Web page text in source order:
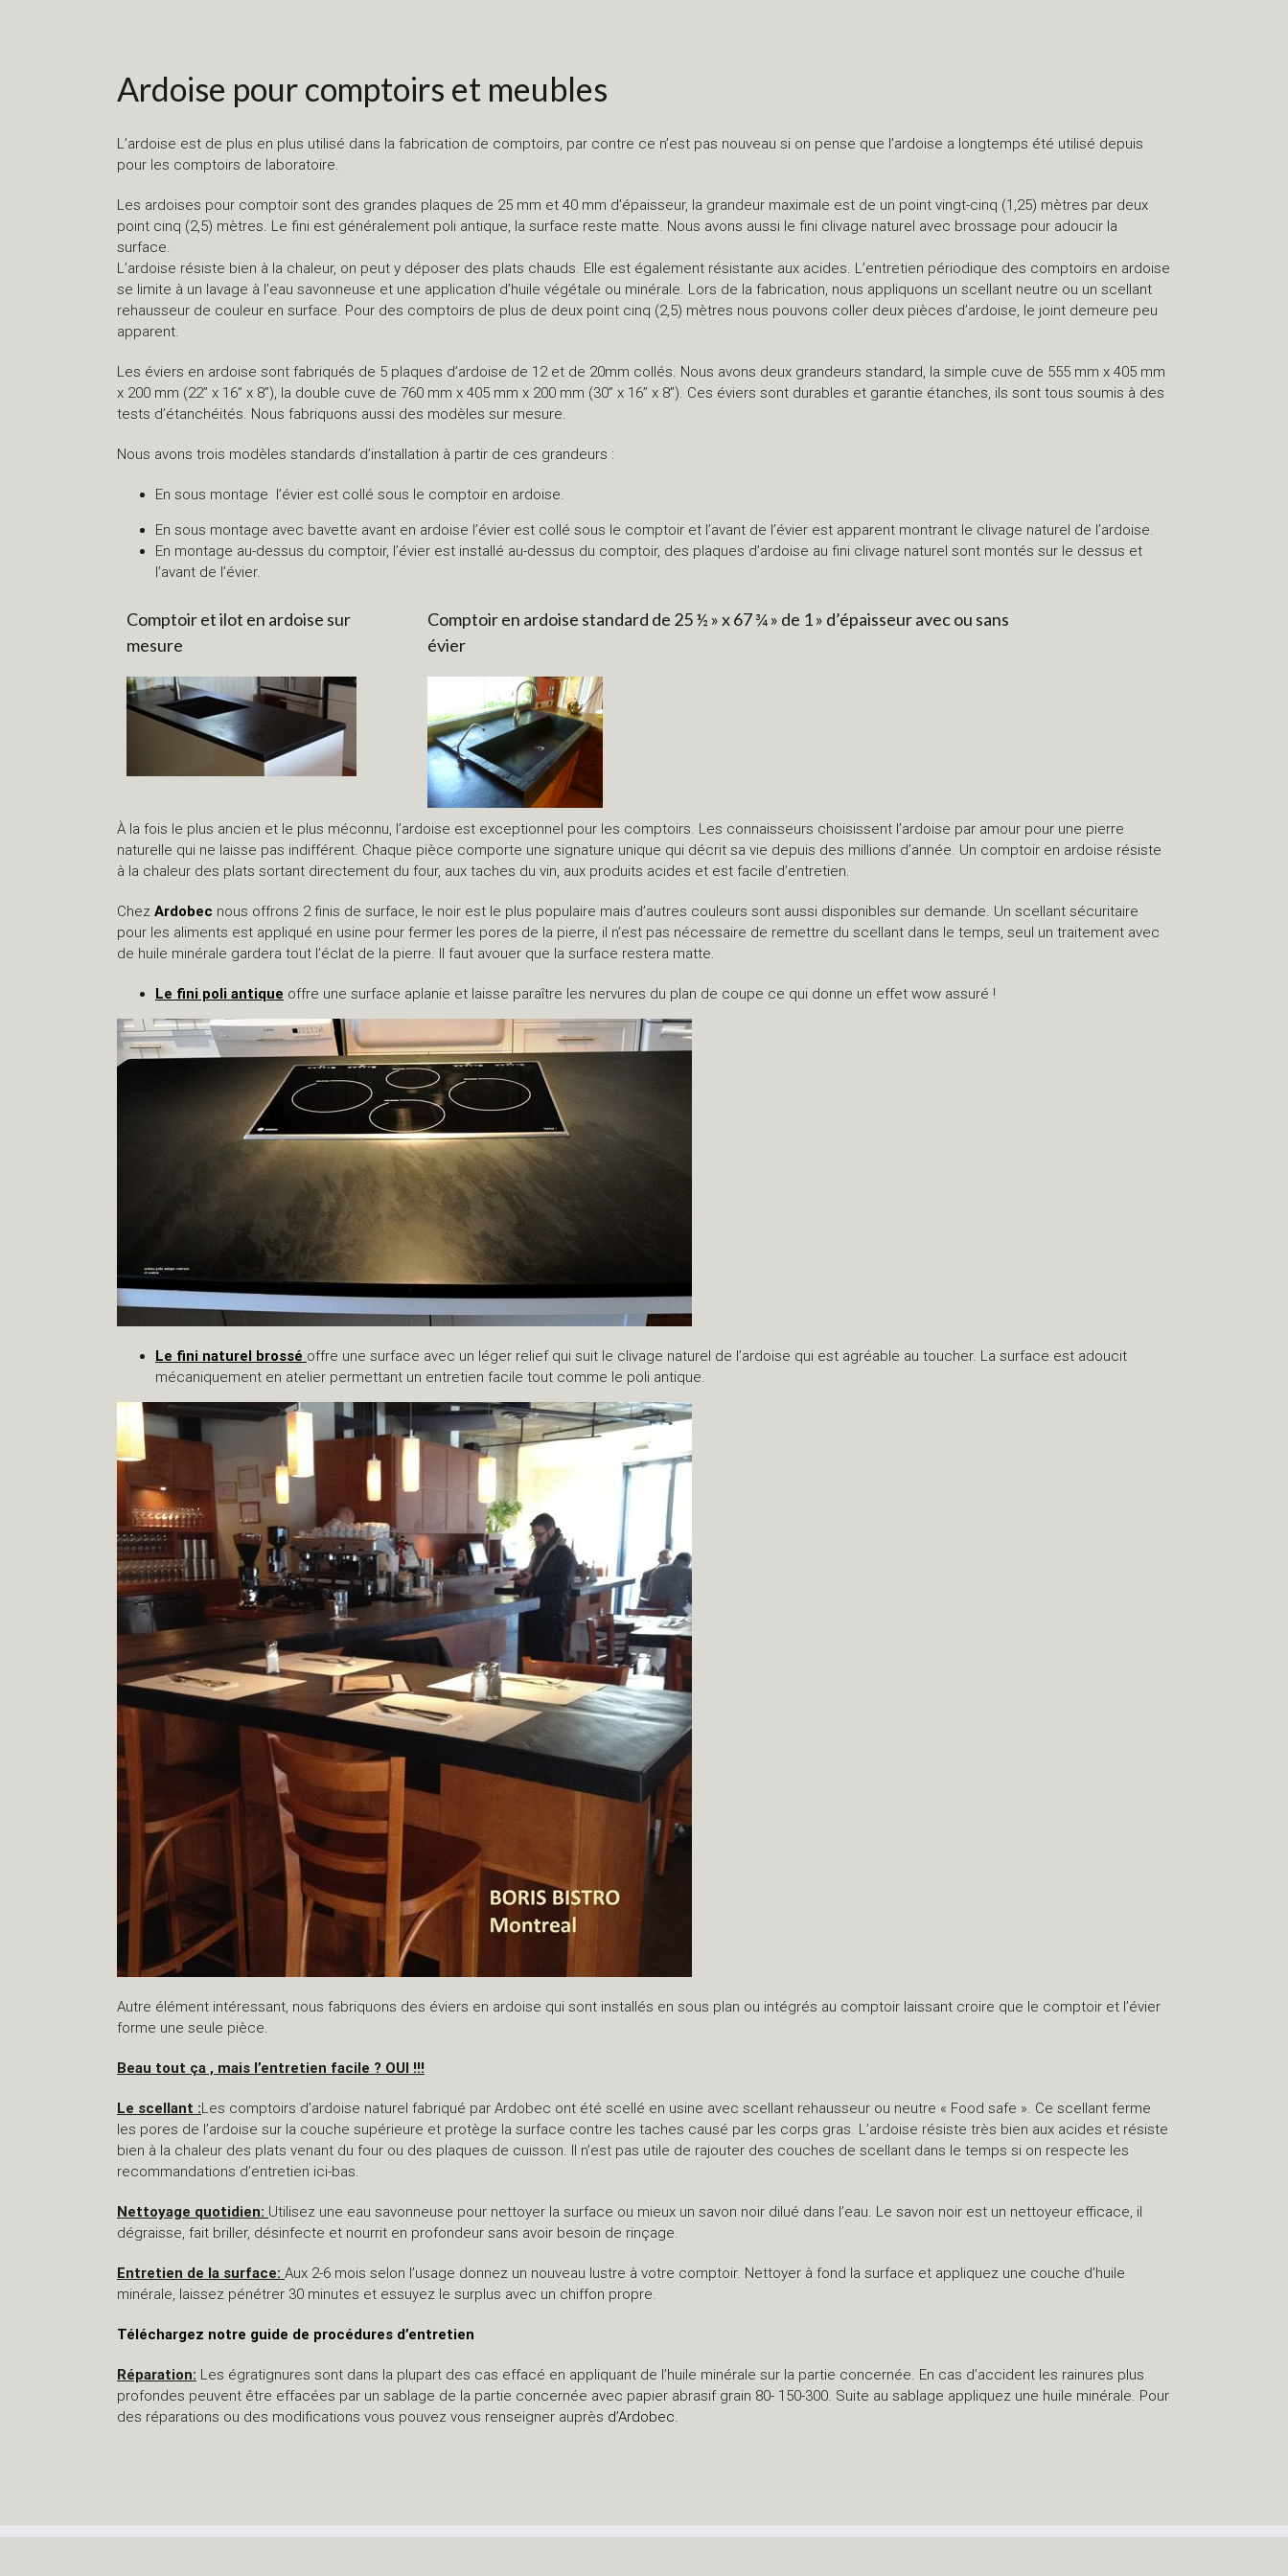
Ardoise pour comptoirs et meubles
L’ardoise est de plus en plus utilisé dans la fabrication de comptoirs, par contre ce n’est pas nouveau si on pense que l’ardoise a longtemps été utilisé depuis
pour les comptoirs de laboratoire.
Les ardoises pour comptoir sont des grandes plaques de 25 mm et 40 mm d’épaisseur, la grandeur maximale est de un point vingt-cinq (1,25) mètres par deux
point cinq (2,5) mètres. Le fini est généralement poli antique, la surface reste matte. Nous avons aussi le fini clivage naturel avec brossage pour adoucir la
surface.
L’ardoise résiste bien à la chaleur, on peut y déposer des plats chauds. Elle est également résistante aux acides. L’entretien périodique des comptoirs en ardoise
se limite à un lavage à l’eau savonneuse et une application d’huile végétale ou minérale. Lors de la fabrication, nous appliquons un scellant neutre ou un scellant
rehausseur de couleur en surface. Pour des comptoirs de plus de deux point cinq (2,5) mètres nous pouvons coller deux pièces d’ardoise, le joint demeure peu
apparent.
Les éviers en ardoise sont fabriqués de 5 plaques d’ardoise de 12 et de 20mm collés. Nous avons deux grandeurs standard, la simple cuve de 555 mm x 405 mm
x 200 mm (22’’ x 16’’ x 8’’), la double cuve de 760 mm x 405 mm x 200 mm (30’’ x 16’’ x 8’’). Ces éviers sont durables et garantie étanches, ils sont tous soumis à des
tests d’étanchéités. Nous fabriquons aussi des modèles sur mesure.
Nous avons trois modèles standards d’installation à partir de ces grandeurs :
En sous montage l’évier est collé sous le comptoir en ardoise.
En sous montage avec bavette avant en ardoise l’évier est collé sous le comptoir et l’avant de l’évier est apparent montrant le clivage naturel de l’ardoise.
En montage au-dessus du comptoir, l’évier est installé au-dessus du comptoir, des plaques d’ardoise au fini clivage naturel sont montés sur le dessus et
l’avant de l’évier.
Comptoir et ilot en ardoise sur
mesure
Comptoir en ardoise standard de 25 ½ » x 67 ¾ » de 1 » d’épaisseur avec ou sans
évier
À la fois le plus ancien et le plus méconnu, l’ardoise est exceptionnel pour les comptoirs. Les connaisseurs choisissent l’ardoise par amour pour une pierre
naturelle qui ne laisse pas indifférent. Chaque pièce comporte une signature unique qui décrit sa vie depuis des millions d’année. Un comptoir en ardoise résiste
à la chaleur des plats sortant directement du four, aux taches du vin, aux produits acides et est facile d’entretien.
Chez Ardobec nous offrons 2 finis de surface, le noir est le plus populaire mais d’autres couleurs sont aussi disponibles sur demande. Un scellant sécuritaire
pour les aliments est appliqué en usine pour fermer les pores de la pierre, il n’est pas nécessaire de remettre du scellant dans le temps, seul un traitement avec
de huile minérale gardera tout l’éclat de la pierre. Il faut avouer que la surface restera matte.
Le fini poli antique offre une surface aplanie et laisse paraître les nervures du plan de coupe ce qui donne un effet wow assuré !
Le fini naturel brossé offre une surface avec un léger relief qui suit le clivage naturel de l’ardoise qui est agréable au toucher. La surface est adoucit
mécaniquement en atelier permettant un entretien facile tout comme le poli antique.
Autre élément intéressant, nous fabriquons des éviers en ardoise qui sont installés en sous plan ou intégrés au comptoir laissant croire que le comptoir et l’évier
forme une seule pièce.
Beau tout ça , mais l’entretien facile ? OUI !!!
Le scellant :Les comptoirs d’ardoise naturel fabriqué par Ardobec ont été scellé en usine avec scellant rehausseur ou neutre « Food safe ». Ce scellant ferme
les pores de l’ardoise sur la couche supérieure et protège la surface contre les taches causé par les corps gras. L’ardoise résiste très bien aux acides et résiste
bien à la chaleur des plats venant du four ou des plaques de cuisson. Il n’est pas utile de rajouter des couches de scellant dans le temps si on respecte les
recommandations d’entretien ici-bas.
Nettoyage quotidien: Utilisez une eau savonneuse pour nettoyer la surface ou mieux un savon noir dilué dans l’eau. Le savon noir est un nettoyeur efficace, il
dégraisse, fait briller, désinfecte et nourrit en profondeur sans avoir besoin de rinçage.
Entretien de la surface: Aux 2-6 mois selon l’usage donnez un nouveau lustre à votre comptoir. Nettoyer à fond la surface et appliquez une couche d’huile
minérale, laissez pénétrer 30 minutes et essuyez le surplus avec un chiffon propre.
Téléchargez notre guide de procédures d’entretien
Réparation: Les égratignures sont dans la plupart des cas effacé en appliquant de l’huile minérale sur la partie concernée. En cas d’accident les rainures plus
profondes peuvent être effacées par un sablage de la partie concernée avec papier abrasif grain 80- 150-300. Suite au sablage appliquez une huile minérale. Pour
des réparations ou des modifications vous pouvez vous renseigner auprès d’Ardobec.